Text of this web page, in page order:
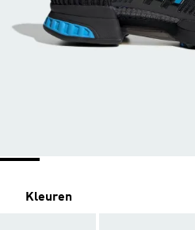
Kleuren